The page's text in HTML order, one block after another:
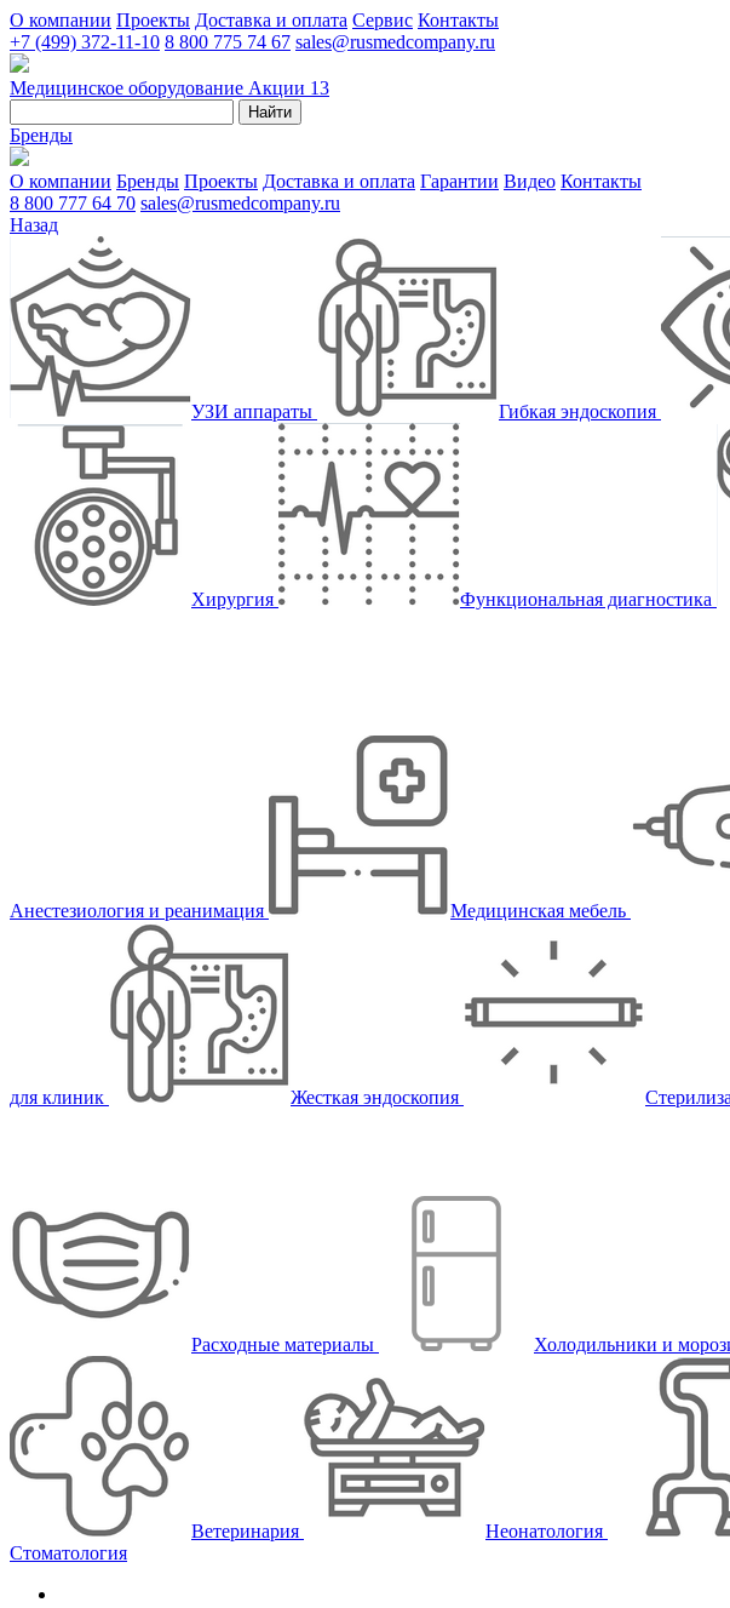
О компании Проекты Доставка и оплата Сервис Контакты
+7 (499) 372-11-10 8 800 775 74 67 sales@rusmedcompany.ru
Медицинское оборудование Акции 13
Найти
Бренды
О компании Бренды Проекты Доставка и оплата Гарантии Видео Контакты
8 800 777 64 70 sales@rusmedcompany.ru
Назад
УЗИ аппараты Гибкая эндоскопия
Хирургия Функциональная диагностика
Анестезиология и реанимация Медицинская мебель
для клиник Жесткая эндоскопия
Расходные материалы Холодильники и
Ветеринария Неонатология
Стоматология